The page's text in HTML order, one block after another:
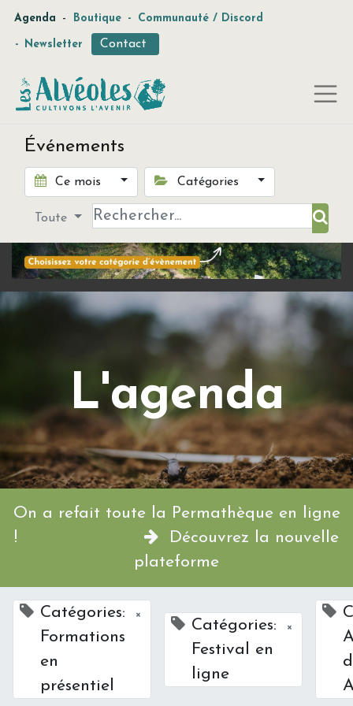
Agenda - Boutique - Communauté / Discord
- Newsletter Contact
Événements
Ce mois Catégories
Toute
L'agenda
On a refait toute la Permathèque en ligne
!
Découvrez la nouvelle
plateforme
Catégories:
Formations
en
présentiel
×
Catégories:
Festival en
ligne
×